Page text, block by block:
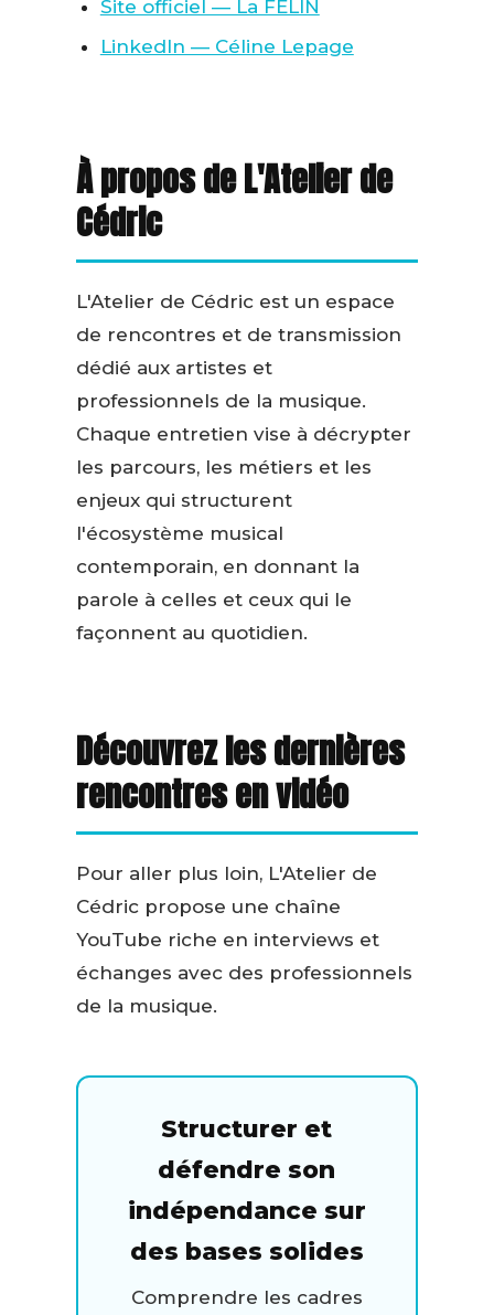
Site officiel — La FELIN
LinkedIn — Céline Lepage
À propos de L'Atelier de
Cédric
L'Atelier de Cédric est un espace
de rencontres et de transmission
dédié aux artistes et
professionnels de la musique.
Chaque entretien vise à décrypter
les parcours, les métiers et les
enjeux qui structurent
l'écosystème musical
contemporain, en donnant la
parole à celles et ceux qui le
façonnent au quotidien.
Découvrez les dernières
rencontres en vidéo
Pour aller plus loin, L'Atelier de
Cédric propose une chaîne
YouTube riche en interviews et
échanges avec des professionnels
de la musique.
Structurer et
défendre son
indépendance sur
des bases solides
Comprendre les cadres